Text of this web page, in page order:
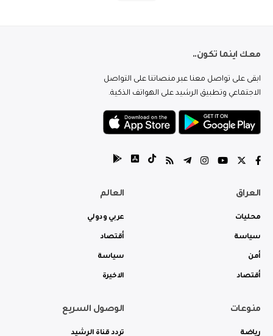
معك اينما تكون..
ابقى على تواصل معنا عبر منصاتنا على التواصل
الاجتماعي وتطبيق الرشيد على الهواتف الذكية.
العراق
محليات
سياسة
أمن
أقتصاد
العالم
عربي ودولي
أقتصاد
سياسة
الاخيرة
منوعات
رياضة
الوصول السريع
تردد قناة الرشيد